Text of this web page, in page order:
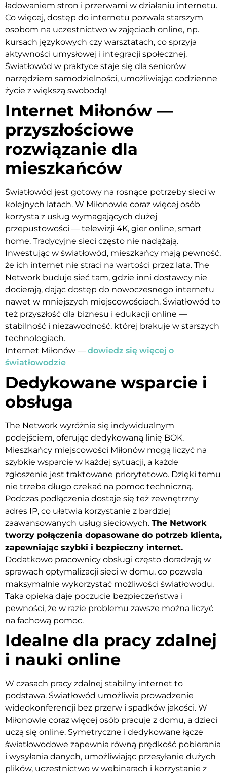
ładowaniem stron i przerwami w działaniu internetu.
Co więcej, dostęp do internetu pozwala starszym
osobom na uczestnictwo w zajęciach online, np.
kursach językowych czy warsztatach, co sprzyja
aktywności umysłowej i integracji społecznej.
Światłowód w praktyce staje się dla seniorów
narzędziem samodzielności, umożliwiając codzienne
życie z większą swobodą!
Internet Miłonów —
przyszłościowe
rozwiązanie dla
mieszkańców
Światłowód jest gotowy na rosnące potrzeby sieci w
kolejnych latach. W Miłonowie coraz więcej osób
korzysta z usług wymagających dużej
przepustowości — telewizji 4K, gier online, smart
home. Tradycyjne sieci często nie nadążają.
Inwestując w światłowód, mieszkańcy mają pewność,
że ich internet nie straci na wartości przez lata. The
Network buduje sieć tam, gdzie inni dostawcy nie
docierają, dając dostęp do nowoczesnego internetu
nawet w mniejszych miejscowościach. Światłowód to
też przyszłość dla biznesu i edukacji online —
stabilność i niezawodność, której brakuje w starszych
technologiach.
Internet Miłonów — dowiedz się więcej o
światłowodzie
Dedykowane wsparcie i
obsługa
The Network wyróżnia się indywidualnym
podejściem, oferując dedykowaną linię BOK.
Mieszkańcy miejscowości Miłonów mogą liczyć na
szybkie wsparcie w każdej sytuacji, a każde
zgłoszenie jest traktowane priorytetowo. Dzięki temu
nie trzeba długo czekać na pomoc techniczną.
Podczas podłączenia dostaje się też zewnętrzny
adres IP, co ułatwia korzystanie z bardziej
zaawansowanych usług sieciowych. The Network
tworzy połączenia dopasowane do potrzeb klienta,
zapewniając szybki i bezpieczny internet.
Dodatkowo pracownicy obsługi często doradzają w
sprawach optymalizacji sieci w domu, co pozwala
maksymalnie wykorzystać możliwości światłowodu.
Taka opieka daje poczucie bezpieczeństwa i
pewności, że w razie problemu zawsze można liczyć
na fachową pomoc.
Idealne dla pracy zdalnej
i nauki online
W czasach pracy zdalnej stabilny internet to
podstawa. Światłowód umożliwia prowadzenie
wideokonferencji bez przerw i spadków jakości. W
Miłonowie coraz więcej osób pracuje z domu, a dzieci
uczą się online. Symetryczne i dedykowane łącze
światłowodowe zapewnia równą prędkość pobierania
i wysyłania danych, umożliwiając przesyłanie dużych
plików, uczestnictwo w webinarach i korzystanie z